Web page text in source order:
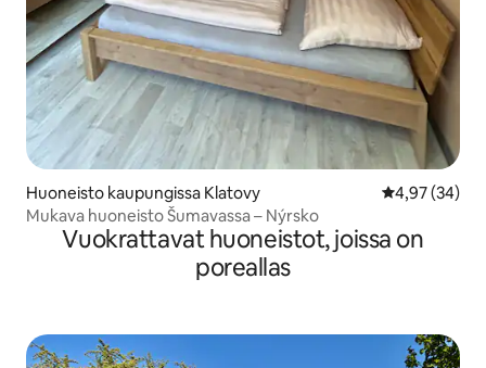
Huoneisto kaupungissa Klatovy
4,97 (34)
Mukava huoneisto Šumavassa – Nýrsko
Vuokrattavat huoneistot, joissa on
poreallas